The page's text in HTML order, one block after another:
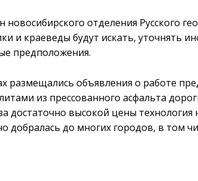
новосибирского отделения Русского
и краеведы будут искать, уточнять
предположения.
размещались объявления о работе
из прессованного асфальта
достаточно высокой цены технология
добралась до многих городов, в том